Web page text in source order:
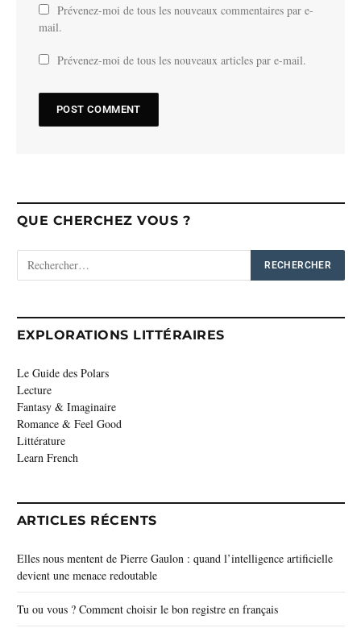
Prévenez-moi de tous les nouveaux commentaires par e-
mail.
Prévenez-moi de tous les nouveaux articles par e-mail.
QUE CHERCHEZ VOUS ?
EXPLORATIONS LITTÉRAIRES
Le Guide des Polars
Lecture
Fantasy & Imaginaire
Romance & Feel Good
Littérature
Learn French
ARTICLES RÉCENTS
Elles nous mentent de Pierre Gaulon : quand l’intelligence artificielle
devient une menace redoutable
Tu ou vous ? Comment choisir le bon registre en français